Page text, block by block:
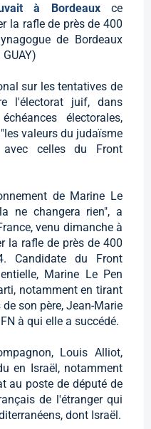
à Bordeaux ce
la rafle de près de 400
de Bordeaux
sur les tentatives de
l'électorat juif, dans
électorales,
valeurs du judaïsme
celles du Front
de Marine Le
ne changera rien", a
venu dimanche à
la rafle de près de 400
Candidate du Front
Marine Le Pen
notamment en tirant
son père, Jean-Marie
à qui elle a succédé.
Louis Alliot,
en Israël, notamment
au poste de député de
de l'étranger qui
dont Israël.